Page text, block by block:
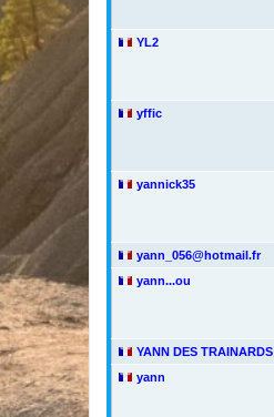
YL2
yffic
yannick35
yann_056@hotmail.fr
yann...ou
YANN DES TRAINARDS
yann